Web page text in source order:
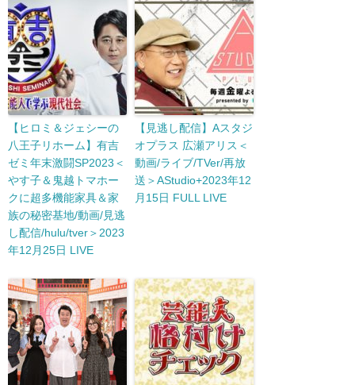
【ヒロミ＆ジェシーの
八王子リホーム】有吉
ゼミ年末激闘SP2023＜
やす子＆鬼越トマホー
クに超多機能家具＆家
族の秘密基地/動画/見逃
し配信/hulu/tver＞2023
年12月25日 LIVE
【見逃し配信】Aスタジ
オプラス 広瀬アリス＜
動画/ライブ/TVer/再放
送＞AStudio+2023年12
月15日 FULL LIVE